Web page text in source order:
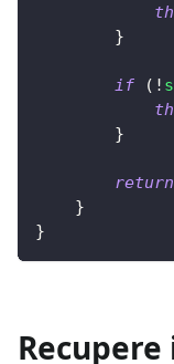
}
if ( !
}
return
}
}